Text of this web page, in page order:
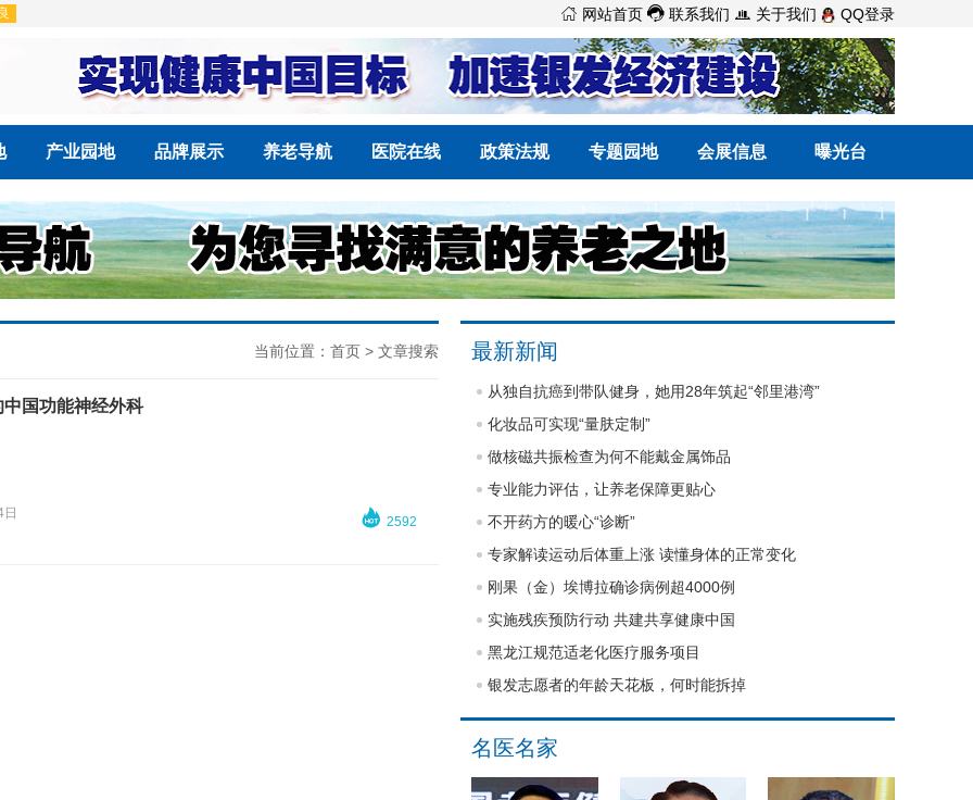
 网站首页  联系我们  关于我们 QQ登录
产业园地 品牌展示 养老导航 医院在线 政策法规 专题园地 会展信息 曝光台
当前位置： 首页 > 文章搜索
国功能神经外科
 2592
最新新闻
从独自抗癌到带队健身，她用28年筑起“邻里港湾”
化妆品可实现“量肤定制”
做核磁共振检查为何不能戴金属饰品
专业能力评估，让养老保障更贴心
不开药方的暖心“诊断”
专家解读运动后体重上涨 读懂身体的正常变化
刚果（金）埃博拉确诊病例超4000例
实施残疾预防行动 共建共享健康中国
黑龙江规范适老化医疗服务项目
银发志愿者的年龄天花板，何时能拆掉
名医名家